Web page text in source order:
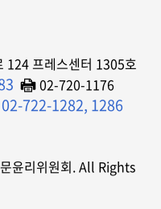
124 프레스센터 1305호
02-720-1176
02-722-1282, 1286
윤리위원회. All Rights